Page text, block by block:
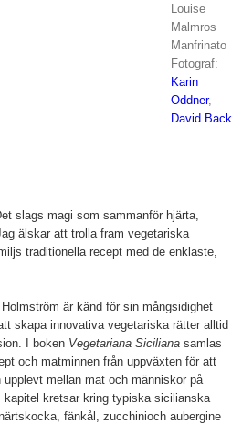
Louise
Malmros
Manfrinato
Fotograf:
Karin
Oddner,
David Back
slags magi som sammanför hjärta,
älskar att trolla fram vegetariska
traditionella recept med de enklaste,
är känd för sin mångsidighet
skapa innovativa vegetariska rätter alltid
I boken Vegetariana Siciliana samlas
och matminnen från uppväxten för att
mellan mat och människor på
kretsar kring typiska sicilianska
fänkål, zucchinioch aubergine